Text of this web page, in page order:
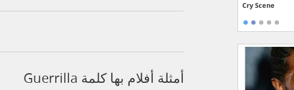
أمثلة أفلام بها كلمة Guerrilla
Cry Scene